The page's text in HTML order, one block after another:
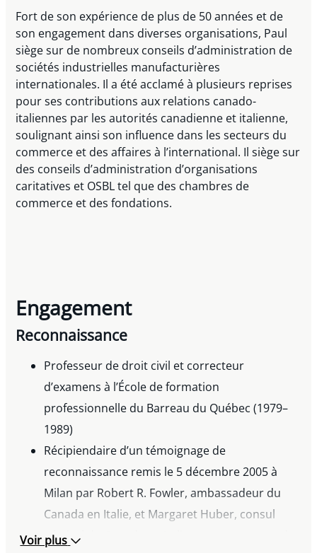
Fort de son expérience de plus de 50 années et de
son engagement dans diverses organisations, Paul
siège sur de nombreux conseils d’administration de
sociétés industrielles manufacturières
internationales. Il a été acclamé à plusieurs reprises
pour ses contributions aux relations canado-
italiennes par les autorités canadienne et italienne,
soulignant ainsi son influence dans les secteurs du
commerce et des affaires à l’international. Il siège sur
des conseils d’administration d’organisations
caritatives et OSBL tel que des chambres de
commerce et des fondations.
Engagement
Reconnaissance
Professeur de droit civil et correcteur
d’examens à l’École de formation
professionnelle du Barreau du Québec (1979–
1989)
Récipiendaire d’un témoignage de
reconnaissance remis le 5 décembre 2005 à
Milan par Robert R. Fowler, ambassadeur du
Canada en Italie, et Margaret Huber, consul
général du Canada en Italie, pour et au nom du
Voir plus